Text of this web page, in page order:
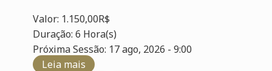
Valor: 1.150,00R$
Duração: 6 Hora(s)
Próxima Sessão: 17 ago, 2026 - 9:00
Leia mais